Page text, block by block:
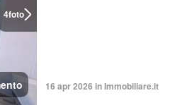
4foto
16 apr 2026 in Immobiliare.it